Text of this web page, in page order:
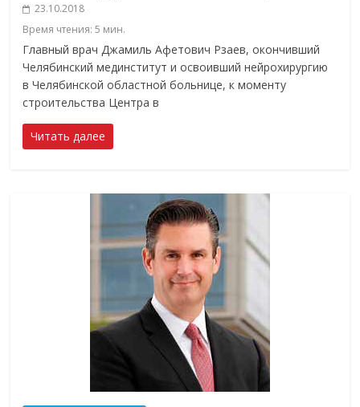
23.10.2018
Время чтения:5 мин.
Главный врач Джамиль Афетович Рзаев, окончивший
Челябинский мединститут и освоивший нейрохирургию
в Челябинской областной больнице, к моменту
строительства Центра в
Читать далее